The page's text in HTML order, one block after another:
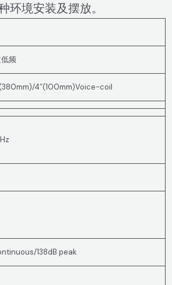
环境安装及摆放。
频
4″(100mm)Voice-coil
138dB peak